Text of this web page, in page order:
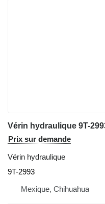
Prix sur demande
Vérin hydraulique
9T-2993
Mexique, Chihuahua